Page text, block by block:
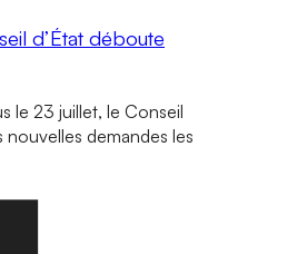
d’État déboute
le 23 juillet, le Conseil
nouvelles demandes les